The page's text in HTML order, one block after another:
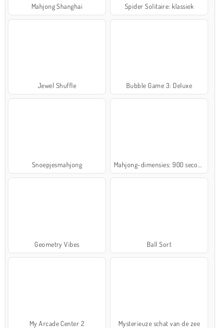
Mahjong Shanghai Spider Solitaire: klassiek
Jewel Shuffle Bubble Game 3: Deluxe
Snoepjesmahjong
Geometry Vibes Ball Sort
My Arcade Center 2 Mysterieuze schat van de zee